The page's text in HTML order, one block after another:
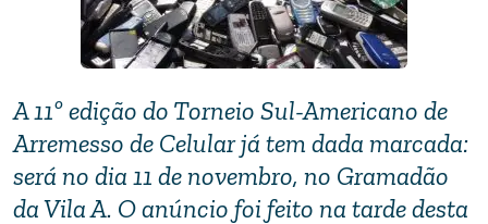
A 11º edição do Torneio Sul-Americano de
Arremesso de Celular já tem dada marcada:
será no dia 11 de novembro, no Gramadão
da Vila A. O anúncio foi feito na tarde desta